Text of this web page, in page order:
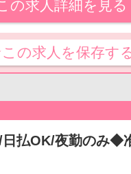
の求人詳細を見る
の求人を保存す
日払OK/夜勤のみ◆